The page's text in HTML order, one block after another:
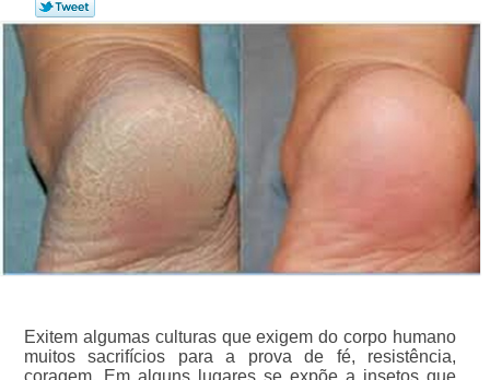
Exitem algumas culturas que exigem do corpo humano
muitos sacrifícios para a prova de fé, resistência,
coragem. Em alguns lugares se expõe a insetos que